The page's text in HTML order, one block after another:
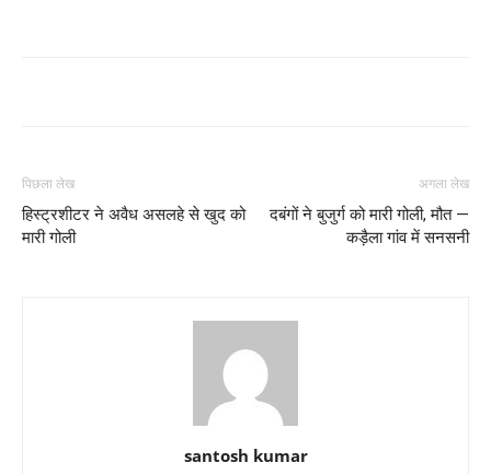
पिछला लेख
हिस्ट्रशीटर ने अवैध असलहे से खुद को
मारी गोली
अगला लेख
दबंगों ने बुजुर्ग को मारी गोली, मौत —
कड़ैला गांव में सनसनी
santosh kumar